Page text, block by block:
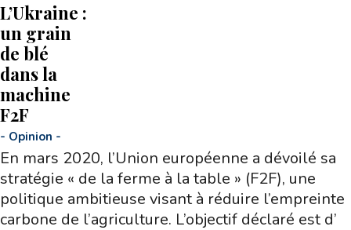
L’Ukraine :
un grain
de blé
dans la
machine
F2F
- Opinion -
En mars 2020, l’Union européenne a dévoilé sa
stratégie « de la ferme à la table » (F2F), une
politique ambitieuse visant à réduire l’empreinte
carbone de l’agriculture. L’objectif déclaré est d’